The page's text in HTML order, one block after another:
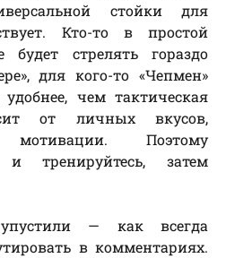
стойки для
Кто-то в простой
будет стрелять гораздо
для кого-то «Чепмен»
чем тактическая
от личных вкусов,
Поэтому
и тренируйтесь, затем
— как всегда
в комментариях.